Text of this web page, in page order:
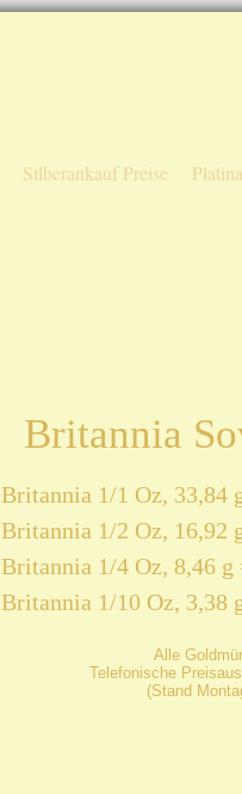
Silberankauf Preise
Britannia
Britannia 1/1 Oz, 33,84
Britannia 1/2 Oz, 16,92
Britannia 1/4 Oz, 8,46 g
Britannia 1/10 Oz, 3,38
Alle
Telefonische
(Stand